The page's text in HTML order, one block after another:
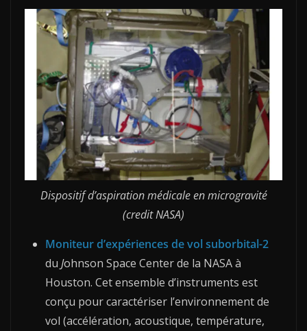
Dispositif d’aspiration médicale en microgravité
(credit NASA)
Moniteur d’expériences de vol suborbital-2
du Johnson Space Center de la NASA à
Houston. Cet ensemble d’instruments est
conçu pour caractériser l’environnement de
vol (accélération, acoustique, température,